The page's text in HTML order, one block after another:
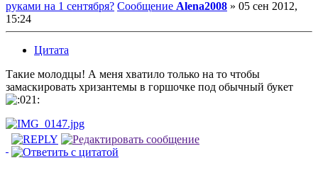
руками на 1 сентября? Сообщение Alena2008 » 05 сен 2012,
15:24
Цитата
Такие молодцы! А меня хватило только на то чтобы
замаскировать хризантемы в горшочке под обычный букет